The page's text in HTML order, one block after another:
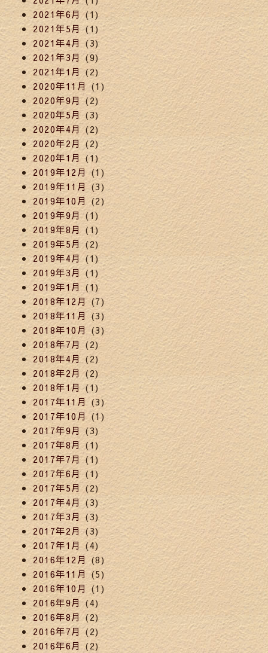
2021年6月 (1)
2021年5月 (1)
2021年4月 (3)
2021年3月 (9)
2021年1月(2)
2020年11月 (1)
2020年9月(2)
2020年5月(3)
2020年4月 (2)
2020年2月 (2)
2020年1月 (1)
2019年12月 (1)
2019年11月 (3)
2019年10月 (2)
2019年9月(1)
2019年8月(1)
2019年5月(2)
2019年4月(1)
2019年3月 (1)
2019年1月 (1)
2018年12月(7)
2018年11月(3)
2018年10月(3)
2018年7月 (2)
2018年4月 (2)
2018年2月 (2)
2018年1月 (1)
2017年11月(3)
2017年10月(1)
2017年9月(3)
2017年8月(1)
2017年7月(1)
2017年6月(1)
2017年5月 (2)
2017年4月 (3)
2017年3月 (3)
2017年2月 (3)
2017年1月(4)
2016年12月 (8)
2016年11月 (5)
2016年10月 (1)
2016年9月(4)
2016年8月(2)
2016年7月 (2)
2016年6月 (2)